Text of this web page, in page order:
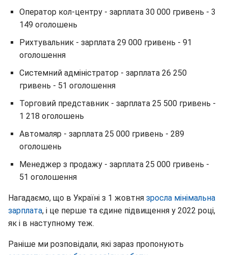
Оператор кол-центру - зарплата 30 000 гривень - 3
149 оголошень
Рихтувальник - зарплата 29 000 гривень - 91
оголошення
Системний адміністратор - зарплата 26 250
гривень - 51 оголошення
Торговий представник - зарплата 25 500 гривень -
1 218 оголошень
Автомаляр - зарплата 25 000 гривень - 289
оголошень
Менеджер з продажу - зарплата 25 000 гривень -
51 оголошення
Нагадаємо, що в Україні з 1 жовтня зросла мінімальна
зарплата, і це перше та єдине підвищення у 2022 році,
як і в наступному теж.
Раніше ми розповідали, які зараз пропонують